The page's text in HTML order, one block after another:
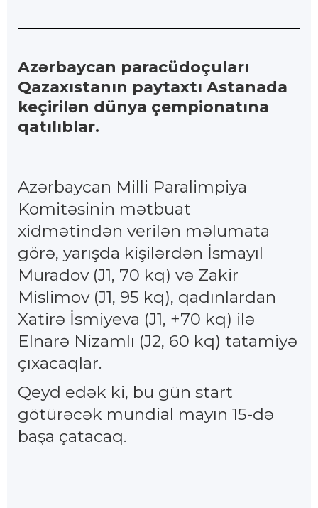
Azərbaycan paracüdoçuları
Qazaxıstanın paytaxtı Astanada
keçirilən dünya çempionatına
qatılıblar.
Azərbaycan Milli Paralimpiya
Komitəsinin mətbuat
xidmətindən verilən məlumata
görə, yarışda kişilərdən İsmayıl
Muradov (J1, 70 kq) və Zakir
Mislimov (J1, 95 kq), qadınlardan
Xatirə İsmiyeva (J1, +70 kq) ilə
Elnarə Nizamlı (J2, 60 kq) tatamiyə
çıxacaqlar.
Qeyd edək ki, bu gün start
götürəcək mundial mayın 15-də
başa çatacaq.